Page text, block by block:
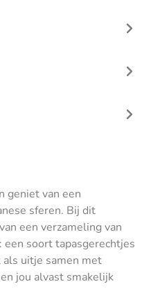
geniet van een
sferen. Bij dit
een verzameling van
een soort tapasgerechtjes
uitje samen met
jou alvast smakelijk